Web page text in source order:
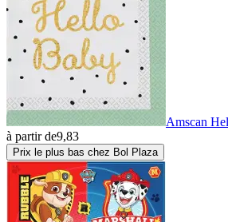
Amscan
à partir de9,83
Prix le plus bas chez Bol Plaza